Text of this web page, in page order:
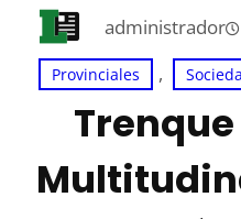
administrador
Provinciales ,